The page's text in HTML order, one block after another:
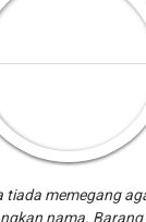
tiada memegang
nama.